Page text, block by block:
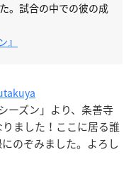
。試合の中での彼の成
』
ーズン」より、条善寺
ました！ここに居る誰
のぞみました。よろし